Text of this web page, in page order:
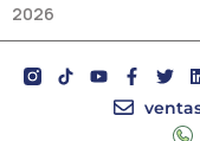
2026
Y
o
F
a
c
T
w
i
i